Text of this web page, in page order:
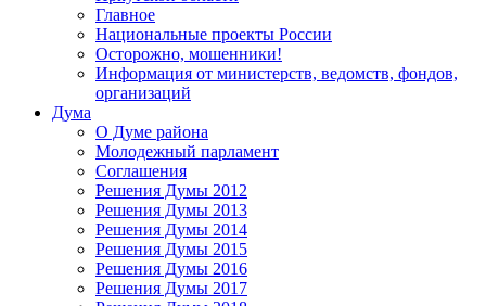
Главное
Национальные проекты России
Осторожно, мошенники!
Информация от министерств, ведомств, фондов,
организаций
Дума
О Думе района
Молодежный парламент
Соглашения
Решения Думы 2012
Решения Думы 2013
Решения Думы 2014
Решения Думы 2015
Решения Думы 2016
Решения Думы 2017